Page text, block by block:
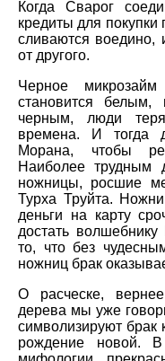
Когда Сварог
кредиты для покупки
сливаются воедино,
от другого.
Черное
становится белым,
черным, люди
времена. И тогда
Морана, чтобы
Наиболее трудным
ножницы, росшие
Турха Труйта.
деньги на карту
достать
то, что без
ножниц брак
О расческе,
дерева мы уже
символизируют брак
рождение новой. В